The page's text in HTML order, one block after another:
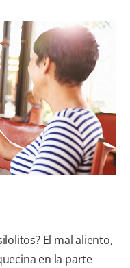
PROMOCIONES
SV (ES)
SUSCRÍBASE
El mal aliento,
en la parte